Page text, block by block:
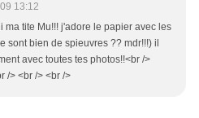
13:12
ma tite Mu!!! j'adore le papier avec les
sont bien de spieuvres ?? mdr!!!) il
avec toutes tes photos!!<br />
/> <br /> <br />